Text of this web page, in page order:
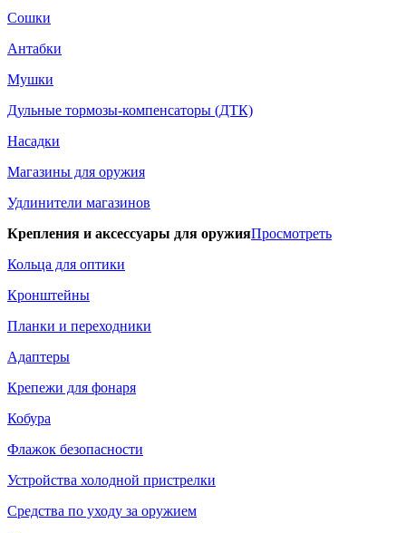
Сошки
Антабки
Мушки
Дульные тормозы-компенсаторы (ДТК)
Насадки
Магазины для оружия
Удлинители магазинов
Крепления и аксессуары для оружияПросмотреть
Кольца для оптики
Кронштейны
Планки и переходники
Адаптеры
Крепежи для фонаря
Кобура
Флажок безопасности
Устройства холодной пристрелки
Средства по уходу за оружием